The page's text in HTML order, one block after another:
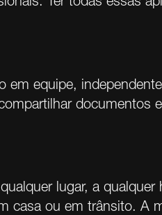
equipe,
documentos
lugar, a
casa ou em trânsito. A